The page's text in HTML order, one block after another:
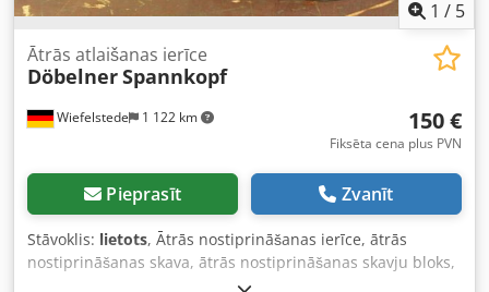
1 / 5
Wiefelstede 1 122 km
Ātrās atlaišanas ierīce
DöbelnerSpannkopf
150 €
Fiksēta cena plus PVN
Pieprasīt Zvanīt
Stāvoklis: lietots, Ātrās nostiprināšanas ierīce, ātrās
nostiprināšanas skava, ātrās nostiprināšanas skavju bloks,
urbšanas ierīce, mašīnas vices, urbjmašīnas vices -